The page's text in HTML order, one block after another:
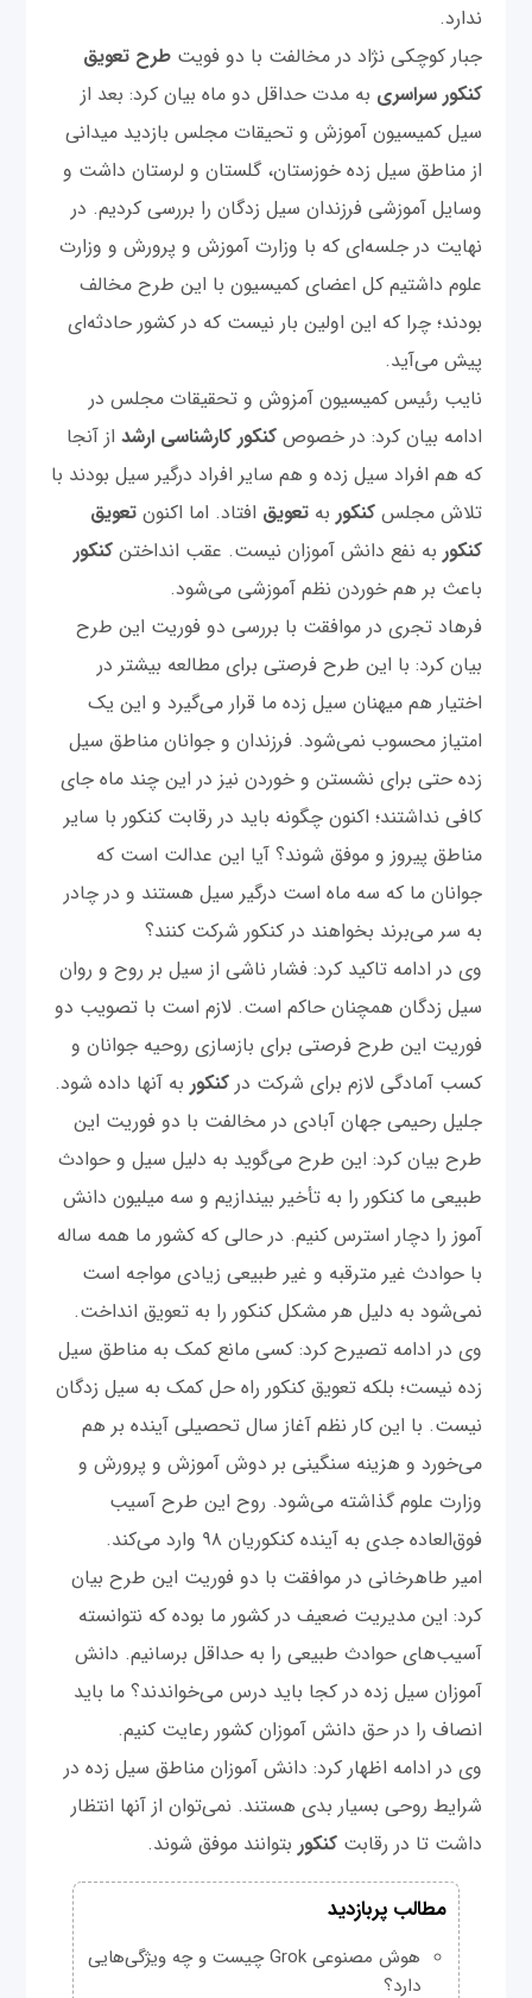
ندارد.
جبار کوچکی نژاد در مخالفت با دو فویتطرح تعویق
کنکور سراسری به مدت حداقل دو ماه بیان کرد: بعد از
سیل کمیسیون آموزش و تحیقات مجلس بازدید میدانی
از مناطق سیل زده خوزستان، گلستان و لرستان داشت و
وسایل آموزشی فرزندان سیل زدگان را بررسی کردیم. در
نهایت در جلسه‌ای که با وزارت آموزش و پرورش و وزارت
علوم داشتیم کل اعضای کمیسیون با این طرح مخالف
بودند؛ چرا که این اولین بار نیست که در کشور حادثه‌ای
پیش می‌آید.
نایب رئیس کمیسیون آمزوش و تحقیقات مجلس در
ادامه بیان کرد: در خصوص کنکور کارشناسی ارشد از آنجا
که هم افراد سیل زده و هم سایر افراد درگیر سیل بودند با
تلاش مجلسکنکور بهتعویق افتاد. اما اکنونتعویق
کنکور به نفع دانش آموزان نیست. عقب انداختنکنکور
باعث بر هم خوردن نظم آموزشی می‌شود.
فرهاد تجری در موافقت با بررسی دو فوریت این طرح
بیان کرد: با این طرح فرصتی برای مطالعه بیشتر در
اختیار هم میهنان سیل زده ما قرار می‌گیرد و این یک
امتیاز محسوب نمی‌شود. فرزندان و جوانان مناطق سیل
زده حتی برای نشستن و خوردن نیز در این چند ماه جای
کافی نداشتند؛ اکنون چگونه باید در رقابت کنکور با سایر
مناطق پیروز و موفق شوند؟ آیا این عدالت است که
جوانان ما که سه ماه است درگیر سیل هستند و در چادر
به سر می‌برند بخواهند در کنکور شرکت کنند؟
وی در ادامه تاکید کرد: فشار ناشی از سیل بر روح و روان
سیل زدگان همچنان حاکم است. لازم است با تصویب دو
فوریت این طرح فرصتی برای بازسازی روحیه جوانان و
کسب آمادگی لازم برای شرکت درکنکور به آنها داده شود.
جلیل رحیمی جهان آبادی در مخالفت با دو فوریت این
طرح بیان کرد: این طرح می‌گوید به دلیل سیل و حوادث
طبیعی ما کنکور را به تأخیر بیندازیم و سه میلیون دانش
آموز را دچار استرس کنیم. در حالی که کشور ما همه ساله
با حوادث غیر مترقبه و غیر طبیعی زیادی مواجه است
نمی‌شود به دلیل هر مشکل کنکور را به تعویق انداخت.
وی در ادامه تصیرح کرد: کسی مانع کمک به مناطق سیل
زده نیست؛ بلکه تعویق کنکور راه حل کمک به سیل زدگان
نیست. با این کار نظم آغاز سال تحصیلی آینده بر هم
می‌خورد و هزینه سنگینی بر دوش آموزش و پرورش و
وزارت علوم گذاشته می‌شود. روح این طرح آسیب
فوق‌العاده جدی‌ به آینده کنکوریان ۹۸ وارد می‌کند.
امیر طاهرخانی در موافقت با دو فوریت این طرح بیان
کرد: این مدیریت ضعیف در کشور ما بوده که نتوانسته
آسیب‌های حوادث طبیعی را به حداقل برسانیم. دانش
آموزان سیل زده در کجا باید درس می‌خواندند؟ ما باید
انصاف را در حق دانش آموزان کشور رعایت کنیم.
وی در ادامه اظهار کرد: دانش آموزان مناطق سیل زده در
شرایط روحی بسیار بدی هستند. نمی‌توان از آنها انتظار
داشت تا در رقابتکنکور بتوانند موفق شوند.
مطالب پربازدید
هوش مصنوعی Grok چیست و چه ویژگی‌هایی
دارد؟